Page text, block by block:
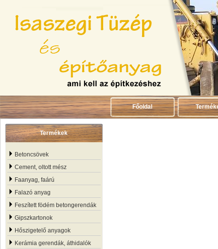
Főoldal
Termékek
Betoncsövek
Cement, oltott mész
Faanyag, faárú
Falazó anyag
Feszített födém betongerendák
Gipszkartonok
Hőszigetelő anyagok
Kerámia gerendák, áthidalók